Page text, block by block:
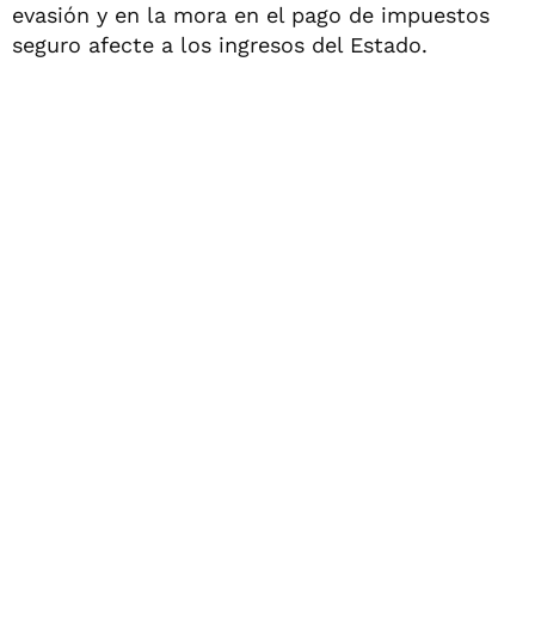
evasión y en la mora en el pago de impuestos
seguro afecte a los ingresos del Estado.